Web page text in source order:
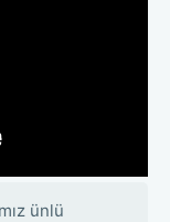
ünlü